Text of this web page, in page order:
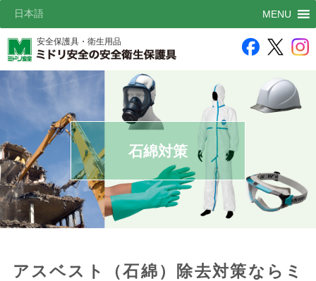
安全保護具・衛生用品
MENU
日本語
石綿対策
アスベスト（石綿）除去対策ならミ